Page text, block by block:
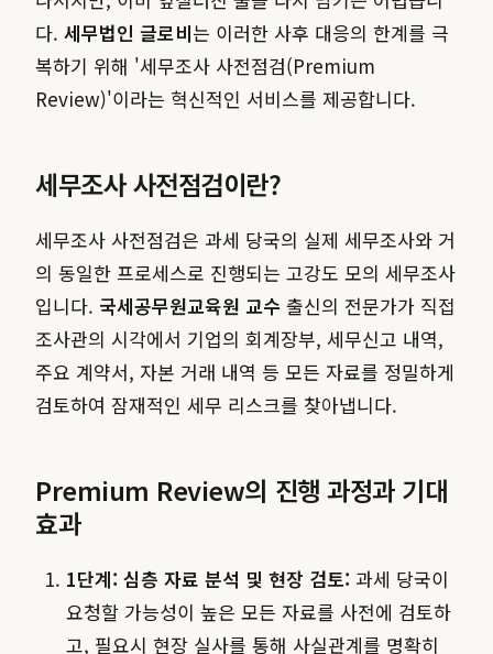
다. 세무법인 글로비는 이러한 사후 대응의 한계를 극
복하기 위해 '세무조사 사전점검(Premium
Review)'이라는 혁신적인 서비스를 제공합니다.
세무조사 사전점검이란?
세무조사 사전점검은 과세 당국의 실제 세무조사와 거
의 동일한 프로세스로 진행되는 고강도 모의 세무조사
입니다. 국세공무원교육원 교수 출신의 전문가가 직접
조사관의 시각에서 기업의 회계장부, 세무신고 내역,
주요 계약서, 자본 거래 내역 등 모든 자료를 정밀하게
검토하여 잠재적인 세무 리스크를 찾아냅니다.
Premium Review의 진행 과정과 기대
효과
1단계: 심층 자료 분석 및 현장 검토: 과세 당국이
요청할 가능성이 높은 모든 자료를 사전에 검토하
고, 필요시 현장 실사를 통해 사실관계를 명확히